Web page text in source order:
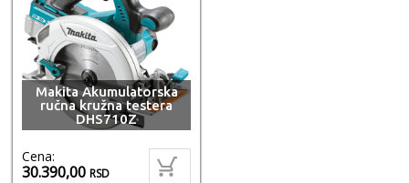
Makita Akumulatorska
ručna kružna testera
DHS710Z
Cena:
30.390,00RSD